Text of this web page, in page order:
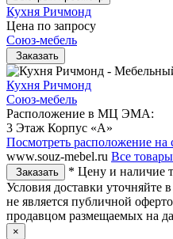
Кухня Ричмонд
Цена по запросу
Союз-мебель
Заказать
Кухня Ричмонд
Союз-мебель
Расположение в МЦ ЭМА:
3 Этаж Корпус «А»
Посмотреть расположение на
www.souz-mebel.ru Все
Заказать
* Цену и наличие
Условия доставки уточняйте
не является публичной
продавцом размещаемых на
×